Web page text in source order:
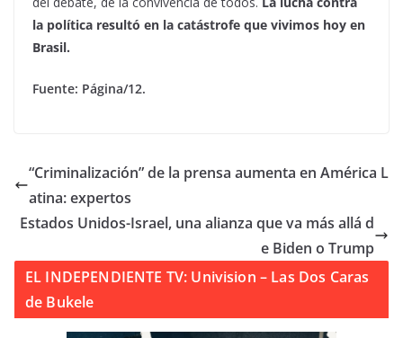
la política resultó en la catástrofe que vivimos hoy en
Brasil.
Fuente: Página/12.
“Criminalización” de la prensa aumenta en América L
atina: expertos
Estados Unidos-Israel, una alianza que va más allá d
e Biden o Trump
EL INDEPENDIENTE TV: Univision – Las Dos Caras
de Bukele